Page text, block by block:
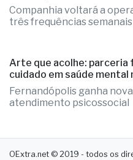
Companhia voltará a
três frequências semanais
Arte que acolhe: parceria
cuidado em saúde mental
Fernandópolis ganha
atendimento psicossocial
OExtra.net © 2019 - todos os